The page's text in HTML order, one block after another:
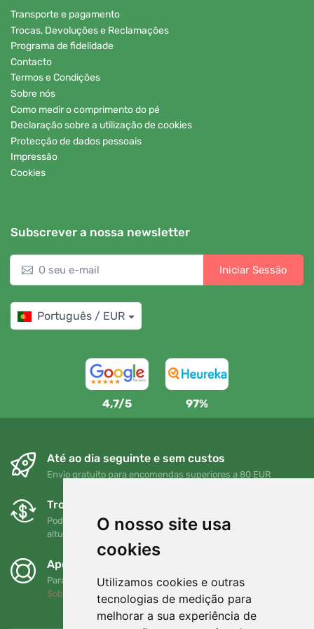
O nosso site usa
cookies
Utilizamos cookies e outras
tecnologias de medição para
melhorar a sua experiência de
Transporte e pagamento
Trocas, Devoluções e Reclamações
Programa de fidelidade
Contacto
Termos e Condições
Sobre nós
Como medir o comprimento do pé
Declaração sobre a utilização de cookies
Protecção de dados pessoais
Impressão
Cookies
Subscrever a nossa newsletter
Iniciar Sessão
Português / EUR
4,7/5 97%
Até ao dia seguinte e sem custos
Envio gratuito para encomendas superiores a 80 EUR
Trocas e devoluções gratuitas
Pode devolver ou trocar a sua encomenda em qualquer
altura no prazo de 90 dias
Apoiamos a Trees.org
Para cada encomenda plantamos uma árvore! Leia mais
Sobre nós